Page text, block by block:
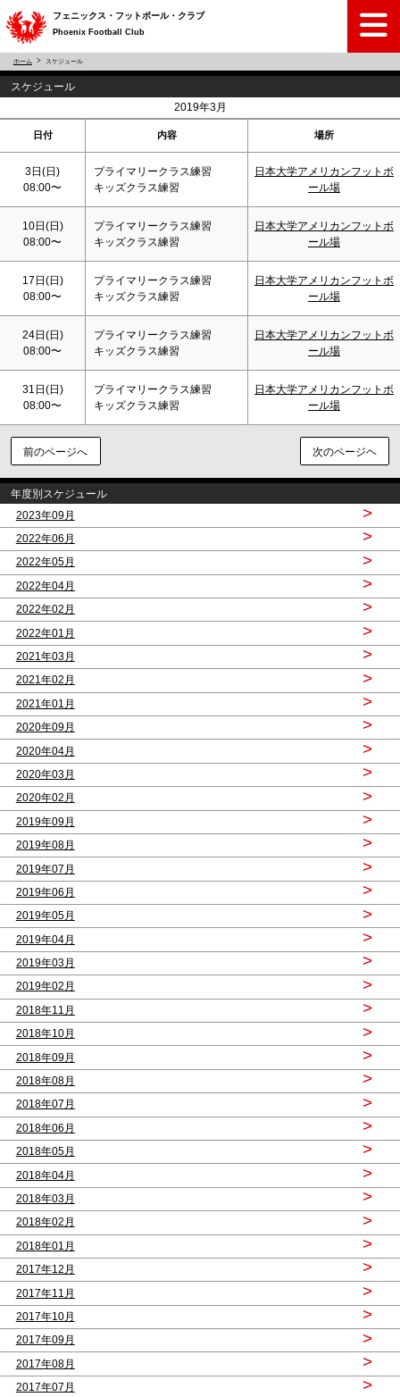
フェニックス・フットボール・クラブ
Phoenix Football Club
ホーム スケジュール
スケジュール
2019年3月
日付 内容 場所
3日(日)
08:00〜
プライマリークラス練習
キッズクラス練習
日本大学アメリカンフットボ
ール場
10日(日)
08:00〜
プライマリークラス練習
キッズクラス練習
日本大学アメリカンフットボ
ール場
17日(日)
08:00〜
プライマリークラス練習
キッズクラス練習
日本大学アメリカンフットボ
ール場
24日(日)
08:00〜
プライマリークラス練習
キッズクラス練習
日本大学アメリカンフットボ
ール場
31日(日)
08:00〜
プライマリークラス練習
キッズクラス練習
日本大学アメリカンフットボ
ール場
前のページへ 次のページヘ
年度別スケジュール
2023年09月
>
2022年06月 >
2022年05月 >
2022年04月 >
2022年02月 >
2022年01月 >
2021年03月 >
2021年02月 >
2021年01月 >
2020年09月 >
2020年04月 >
2020年03月 >
2020年02月 >
2019年09月 >
2019年08月 >
2019年07月 >
2019年06月 >
2019年05月 >
2019年04月 >
2019年03月 >
2019年02月 >
2018年11月 >
2018年10月 >
2018年09月 >
2018年08月 >
2018年07月 >
2018年06月 >
2018年05月 >
2018年04月 >
2018年03月 >
2018年02月 >
2018年01月 >
2017年12月 >
2017年11月 >
2017年10月 >
2017年09月 >
2017年08月 >
2017年07月 >